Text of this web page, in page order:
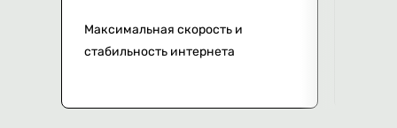
Максимальная скорость и
стабильность интернета